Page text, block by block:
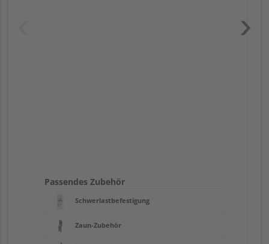
Passendes Zubehör
Schwerlastbefestigung
Zaun-Zubehör